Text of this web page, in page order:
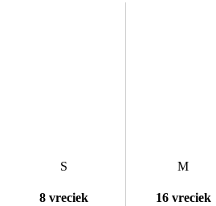
S
8 vreciek
M
16 vreciek